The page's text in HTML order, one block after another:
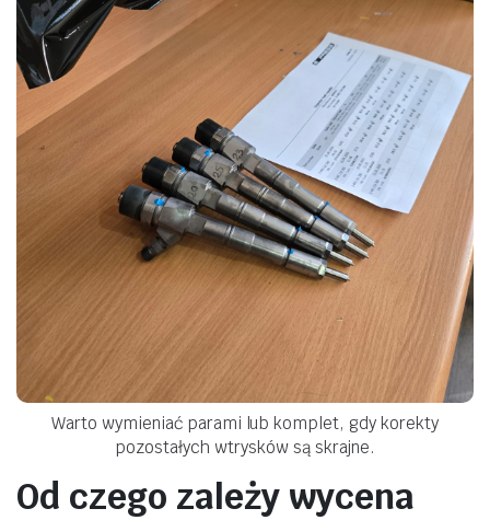
Warto wymieniać parami lub komplet, gdy korekty
pozostałych wtrysków są skrajne.
Od czego zależy wycena